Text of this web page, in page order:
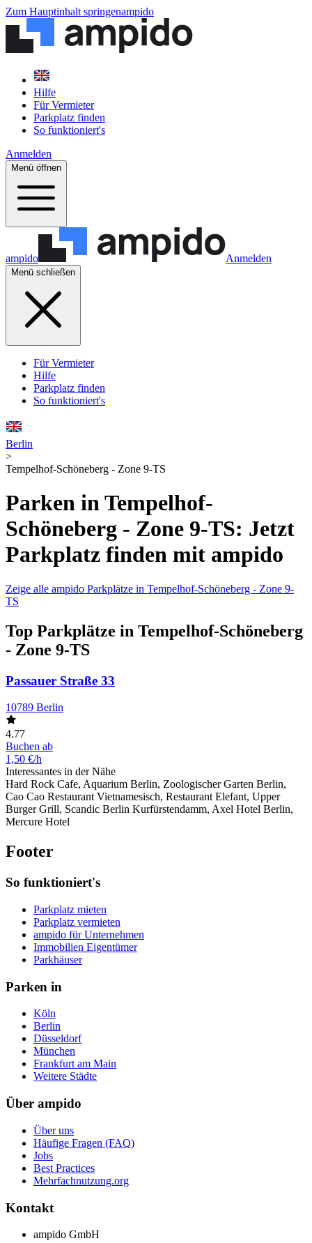
Zum Hauptinhalt springenampido
Hilfe
Für Vermieter
Parkplatz finden
So funktioniert's
Anmelden
Menü öffnen
ampido Anmelden
Menü schließen
Für Vermieter
Hilfe
Parkplatz finden
So funktioniert's
Berlin
>
Tempelhof-Schöneberg - Zone 9-TS
Parken in Tempelhof-
Schöneberg - Zone 9-TS: Jetzt
Parkplatz finden mit ampido
Zeige alle ampido Parkplätze in Tempelhof-Schöneberg - Zone 9-
TS
Top Parkplätze in Tempelhof-Schöneberg
- Zone 9-TS
Passauer Straße 33
10789 Berlin
4.77
Buchen ab
1,50 €/h
Interessantes in der Nähe
Hard Rock Cafe, Aquarium Berlin, Zoologischer Garten Berlin,
Cao Cao Restaurant Vietnamesisch, Restaurant Elefant, Upper
Burger Grill, Scandic Berlin Kurfürstendamm, Axel Hotel Berlin,
Mercure Hotel
Footer
So funktioniert's
Parkplatz mieten
Parkplatz vermieten
ampido für Unternehmen
Immobilien Eigentümer
Parkhäuser
Parken in
Köln
Berlin
Düsseldorf
München
Frankfurt am Main
Weitere Städte
Über ampido
Über uns
Häufige Fragen (FAQ)
Jobs
Best Practices
Mehrfachnutzung.org
Kontakt
ampido GmbH